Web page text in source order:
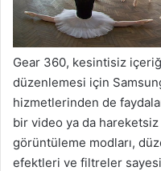
Gear 360, kesintisiz
düzenlemesi için
hizmetlerinden de
bir video ya da
görüntüleme modları,
efektleri ve filtreler